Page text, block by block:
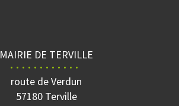
MAIRIE DE TERVILLE
route de Verdun
57180 Terville